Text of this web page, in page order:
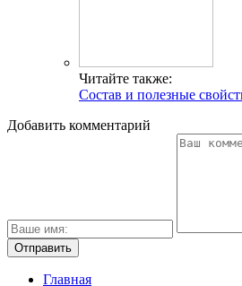
Читайте также:
Состав и полезные
Добавить комментарий
Главная